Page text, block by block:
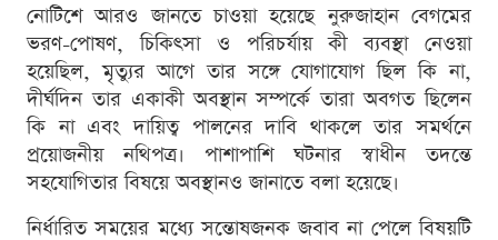
নোটিশে আরও জানতে চাওয়া হয়েছে নুরুজাহান বেগমের
ভরণ-পোষণ, চিকিৎসা ও পরিচর্যায় কী ব্যবস্থা নেওয়া
হয়েছিল, মৃত্যুর আগে তার সঙ্গে যোগাযোগ ছিল কি না,
দীর্ঘদিন তার একাকী অবস্থান সম্পর্কে তারা অবগত ছিলেন
কি না এবং দায়িত্ব পালনের দাবি থাকলে তার সমর্থনে
প্রয়োজনীয় নথিপত্র। পাশাপাশি ঘটনার স্বাধীন তদন্তে
সহযোগিতার বিষয়ে অবস্থানও জানাতে বলা হয়েছে।
নির্ধারিত সময়ের মধ্যে সন্তোষজনক জবাব না পেলে বিষয়টি